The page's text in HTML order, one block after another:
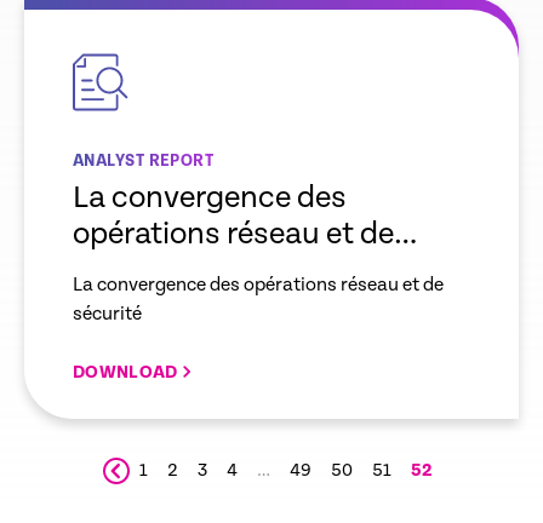
empty
ANALYST REPORT
La convergence des
opérations réseau et de
sécurité
La convergence des opérations réseau et de
sécurité
DOWNLOAD
1 2 3 4 … 49 50 51 52